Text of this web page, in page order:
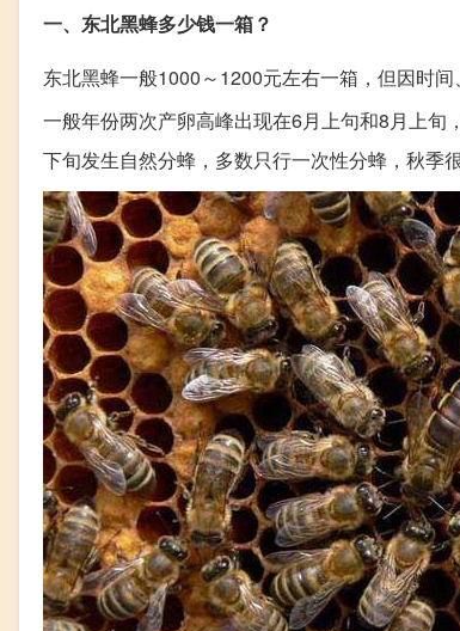
一、东北黑蜂多少钱一箱？
东北黑蜂一般1000～1200元左右一箱 ，但因时
一般年份两次产卵高峰出现在6月上句和8月上旬
下旬发生自然分蜂，多数只行一次性分蜂，秋季